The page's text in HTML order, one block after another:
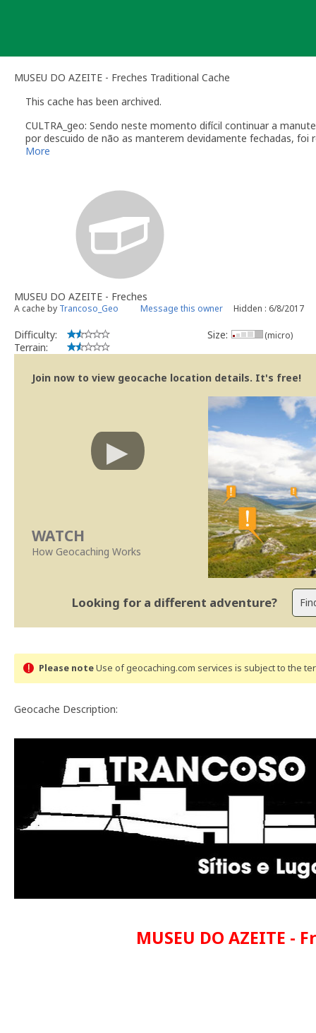
MUSEU DO AZEITE - Freches Traditional Cache
This cache has been archived.
CULTRA_geo: Sendo neste momento difícil continuar a
por descuido de não as manterem devidamente fechadas, foi
Grato a todos que visitaram o local, espero que tenham
More
MUSEU DO AZEITE - Freches
A cache by Trancoso_Geo Message this owner Hidden : 6/8/2017
Difficulty:
Terrain:
Size: (micro)
Join now to view geocache location details. It's free!
WATCH
How Geocaching Works
Looking for a different adventure?
Please noteUse of geocaching.com services is subject to the
Geocache Description:
MUSEU DO AZEITE -